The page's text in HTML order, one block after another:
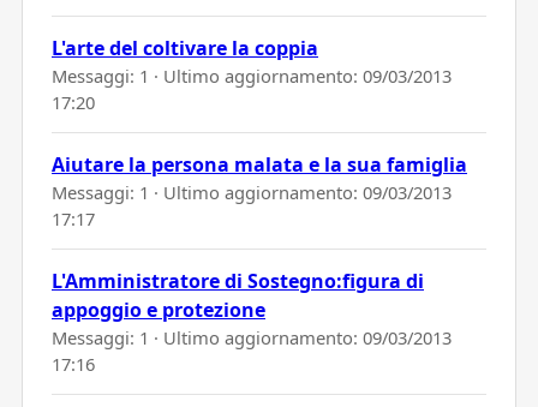
L'arte del coltivare la coppia
Messaggi: 1 · Ultimo aggiornamento: 09/03/2013
17:20
Aiutare la persona malata e la sua famiglia
Messaggi: 1 · Ultimo aggiornamento: 09/03/2013
17:17
L'Amministratore di Sostegno:figura di
appoggio e protezione
Messaggi: 1 · Ultimo aggiornamento: 09/03/2013
17:16